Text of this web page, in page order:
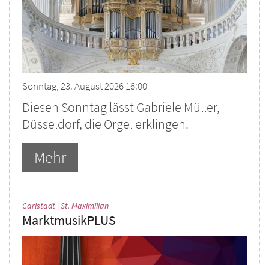
Sonntag, 23. August 2026 16:00
Diesen Sonntag lässt Gabriele Müller,
Düsseldorf, die Orgel erklingen.
Mehr
Carlstadt | St. Maximilian:
MarktmusikPLUS